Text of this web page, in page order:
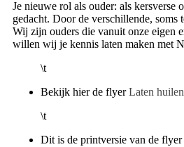
Je nieuwe rol als ouder: als kersverse
gedacht. Door de verschillende, soms
Wij zijn ouders die vanuit onze eigen
willen wij je kennis laten maken met
\t
Bekijk hier de flyerLaten
\t
Dit is de printversie van de flyer